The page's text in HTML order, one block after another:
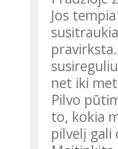
Jos
net iki
Pilvo
to, kokia
pilvelį gali